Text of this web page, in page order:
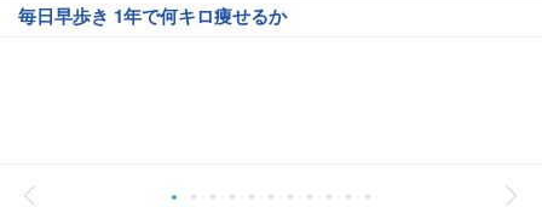
毎日早歩き 1年で何キロ痩せるか